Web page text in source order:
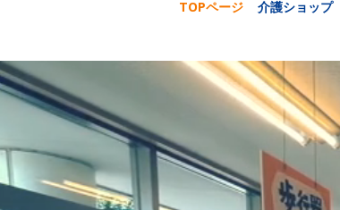
TOPページ 介護ショップ